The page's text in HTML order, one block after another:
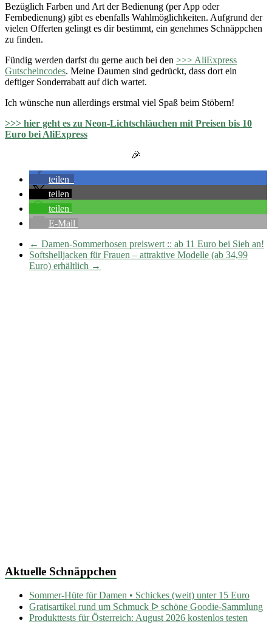
Bezüglich Farben und Art der Bedienung (per App oder
Fernbedienung) gibt es ebenfalls Wahlmöglichkeiten. Aufgrund der
vielen Offerten gelingt es dir bestimmt, ein genehmes Schnäppchen
zu finden.
Fündig werden darfst du gerne auch bei den >>> AliExpress
Gutscheincodes. Meine Daumen sind gedrückt, dass dort ein
deftiger Sonderrabatt auf dich wartet.
Ich wünsche nun allerdings erstmal viel Spaß beim Stöbern!
>>> hier geht es zu Neon-Lichtschläuchen mit Preisen bis 10
Euro bei AliExpress
🎉
teilen
teilen
teilen
E-Mail
← Damen-Sommerhosen preiswert :: ab 11 Euro bei Sieh an!
Softshelljacken für Frauen – attraktive Modelle (ab 34,99
Euro) erhältlich →
Aktuelle Schnäppchen
Sommer-Hüte für Damen • Schickes (weit) unter 15 Euro
Gratisartikel rund um Schmuck ᐅ schöne Goodie-Sammlung
Produkttests für Österreich: August 2026 kostenlos testen